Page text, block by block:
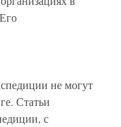
не могут
Статьи
с